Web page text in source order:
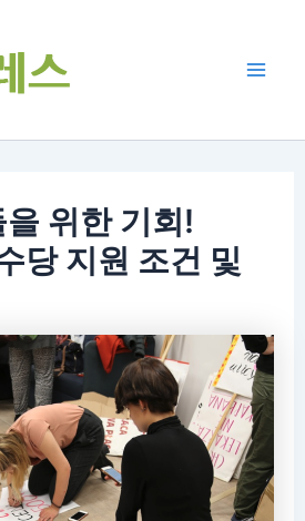
위한 기회!
당 지원 조건 및